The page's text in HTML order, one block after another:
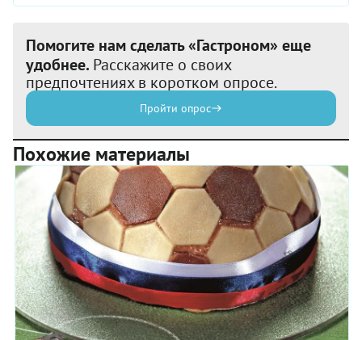
Помогите нам сделать «Гастроном» еще
удобнее. Расскажите о своих
предпочтениях в коротком опросе.
Пройти опрос
Похожие материалы